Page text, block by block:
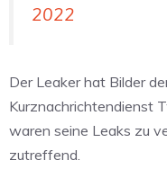
2022
Der Leaker hat Bilder
Kurznachrichtendienst
waren seine Leaks zu
zutreffend.